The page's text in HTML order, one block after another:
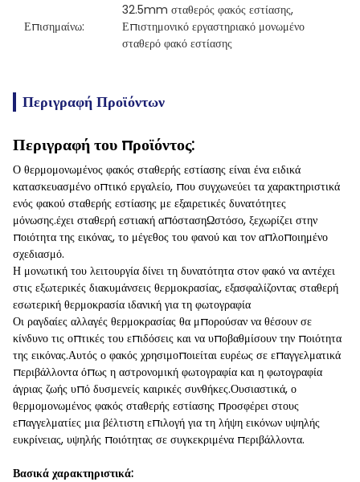
Επισημαίνω:
32.5mm σταθερός φακός εστίασης,
Επιστημονικό εργαστηριακό μονωμένο
σταθερό φακό εστίασης
Περιγραφή Προϊόντων
Περιγραφή του προϊόντος:
Ο θερμομονωμένος φακός σταθερής εστίασης είναι ένα ειδικά
κατασκευασμένο οπτικό εργαλείο, που συγχωνεύει τα χαρακτηριστικά
ενός φακού σταθερής εστίασης με εξαιρετικές δυνατότητες
μόνωσης.έχει σταθερή εστιακή απόστασηΩστόσο, ξεχωρίζει στην
ποιότητα της εικόνας, το μέγεθος του φανού και τον απλοποιημένο
σχεδιασμό.
Η μονωτική του λειτουργία δίνει τη δυνατότητα στον φακό να αντέχει
στις εξωτερικές διακυμάνσεις θερμοκρασίας, εξασφαλίζοντας σταθερή
εσωτερική θερμοκρασία ιδανική για τη φωτογραφία
Οι ραγδαίες αλλαγές θερμοκρασίας θα μπορούσαν να θέσουν σε
κίνδυνο τις οπτικές του επιδόσεις και να υποβαθμίσουν την ποιότητα
της εικόνας.Αυτός ο φακός χρησιμοποιείται ευρέως σε επαγγελματικά
περιβάλλοντα όπως η αστρονομική φωτογραφία και η φωτογραφία
άγριας ζωής υπό δυσμενείς καιρικές συνθήκες.Ουσιαστικά, ο
θερμομονωμένος φακός σταθερής εστίασης προσφέρει στους
επαγγελματίες μια βέλτιστη επιλογή για τη λήψη εικόνων υψηλής
ευκρίνειας, υψηλής ποιότητας σε συγκεκριμένα περιβάλλοντα.
Βασικά χαρακτηριστικά: